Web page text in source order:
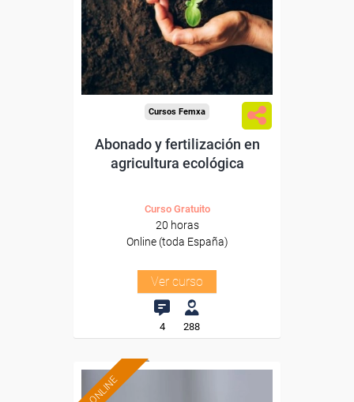
trabajadores y autónomos.
Sector
-Agricultura y Ganadería.
Cursos Femxa
Abonado y fertilización en
agricultura ecológica
Curso Gratuito
20 horas
Online (toda España)
Ver curso
4 288
ONLINE